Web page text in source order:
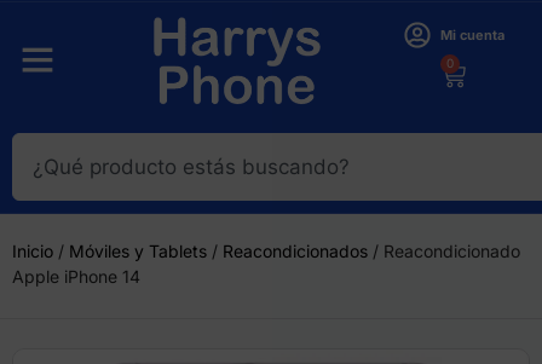
Mi cuenta
0
Inicio / Móviles y Tablets / Reacondicionados / Reacondicionado
Apple iPhone 14